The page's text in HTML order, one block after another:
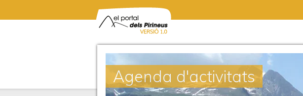
Agenda d'activitats